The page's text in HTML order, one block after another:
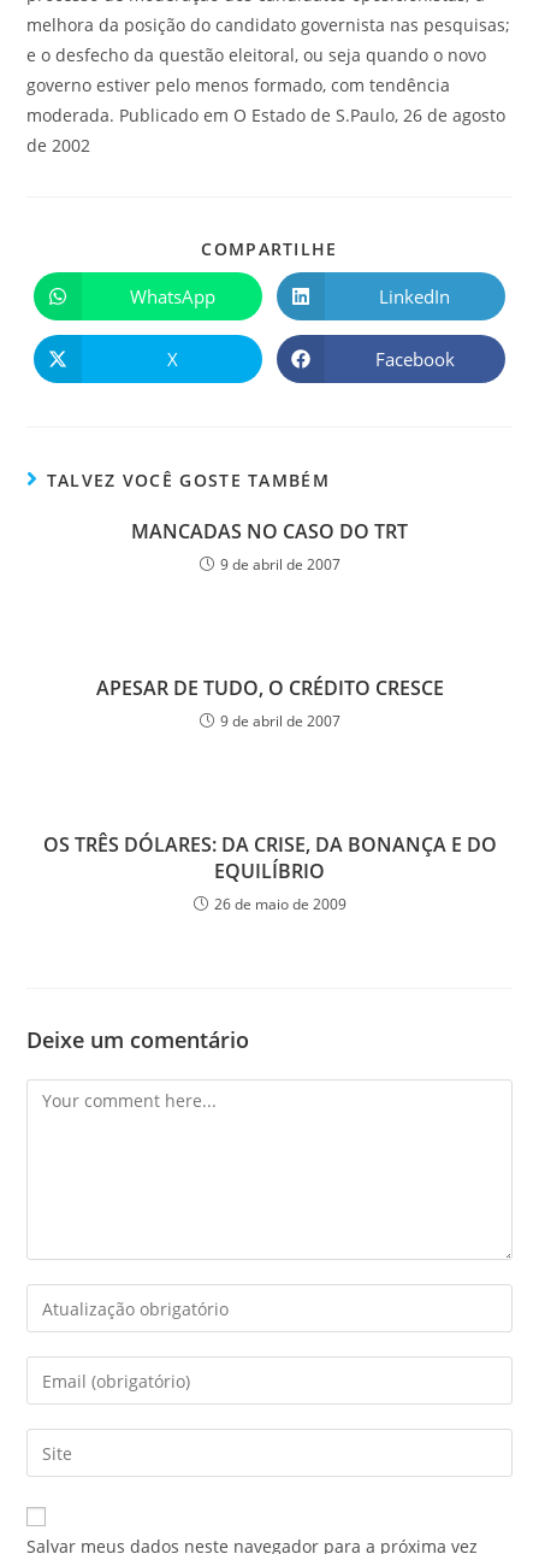
melhora da posição do candidato governista nas pesquisas;
e o desfecho da questão eleitoral, ou seja quando o novo
governo estiver pelo menos formado, com tendência
moderada. Publicado em O Estado de S.Paulo, 26 de agosto
de 2002
COMPARTILHE
WhatsApp LinkedIn
X Facebook
TALVEZ VOCÊ GOSTE TAMBÉM
MANCADAS NO CASO DO TRT
9 de abril de 2007
APESAR DE TUDO, O CRÉDITO CRESCE
9 de abril de 2007
OS TRÊS DÓLARES: DA CRISE, DA BONANÇA E DO
EQUILÍBRIO
26 de maio de 2009
Deixe um comentário
Salvar meus dados neste navegador para a próxima vez